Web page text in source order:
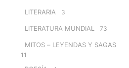
LITERARIA 3
LITERATURA MUNDIAL 73
MITOS – LEYENDAS Y SAGAS
11